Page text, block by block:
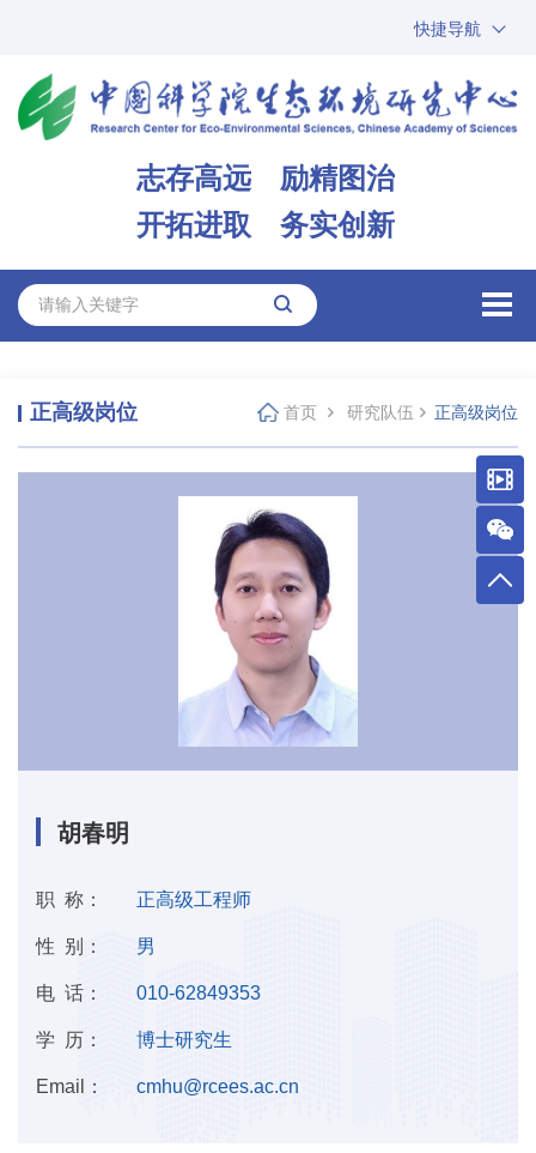
快捷导航
ARP
邮箱
志存高远 励精图治
开拓进取 务实创新
正高级岗位 首页 研究队伍 正高级岗位
胡春明
职 称： 正高级工程师
性 别： 男
电 话： 010-62849353
学 历： 博士研究生
Email： cmhu@rcees.ac.cn